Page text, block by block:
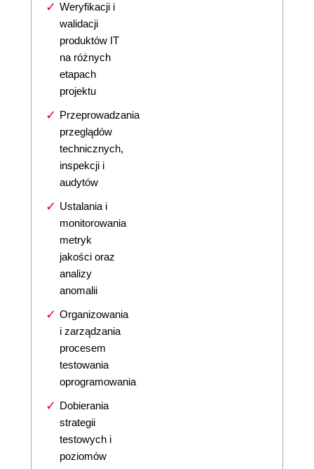
Weryfikacji i
walidacji
produktów IT
na różnych
etapach
projektu
Przeprowadzania
przeglądów
technicznych,
inspekcji i
audytów
Ustalania i
monitorowania
metryk
jakości oraz
analizy
anomalii
Organizowania
i zarządzania
procesem
testowania
oprogramowania
Dobierania
strategii
testowych i
poziomów